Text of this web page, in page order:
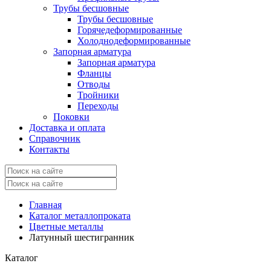
Трубы бесшовные
Трубы бесшовные
Горячедеформированные
Холоднодеформированные
Запорная арматура
Запорная арматура
Фланцы
Отводы
Тройники
Переходы
Поковки
Доставка и оплата
Справочник
Контакты
Главная
Каталог металлопроката
Цветные металлы
Латунный шестигранник
Каталог